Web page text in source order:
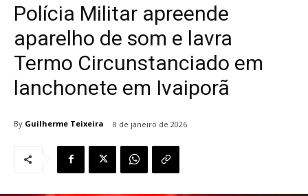
Polícia Militar apreende
aparelho de som e lavra
Termo Circunstanciado em
lanchonete em Ivaiporã
By Guilherme Teixeira 8 de janeiro de 2026